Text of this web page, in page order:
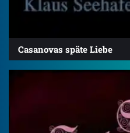
Casanovas späte Liebe